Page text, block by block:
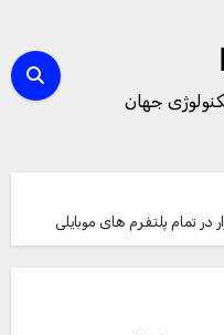
جهان
در تمام پلتفرم های موبایلی